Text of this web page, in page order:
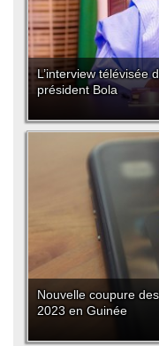
L’interview télévisée
président Bola
Nouvelle coupure
2023 en Guinée